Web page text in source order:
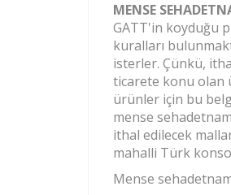
MENSE
GATT'in koyduğu
kuralları
isterler. Çünkü,
ticarete konu olan
ürünler için bu
mense
ithal edilecek
mahalli Türk
Mense